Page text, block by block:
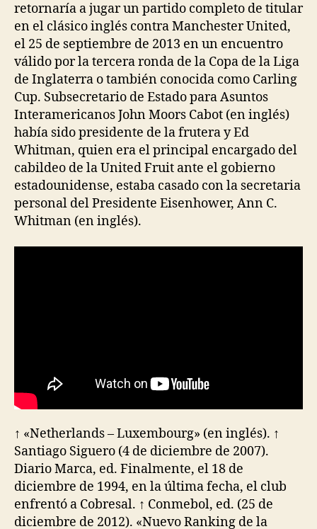
retornaría a jugar un partido completo de titular
en el clásico inglés contra Manchester United,
el 25 de septiembre de 2013 en un encuentro
válido por la tercera ronda de la Copa de la Liga
de Inglaterra o también conocida como Carling
Cup. Subsecretario de Estado para Asuntos
Interamericanos John Moors Cabot (en inglés)
había sido presidente de la frutera y Ed
Whitman, quien era el principal encargado del
cabildeo de la United Fruit ante el gobierno
estadounidense, estaba casado con la secretaria
personal del Presidente Eisenhower, Ann C.
Whitman (en inglés).
↑ «Netherlands – Luxembourg» (en inglés). ↑
Santiago Siguero (4 de diciembre de 2007).
Diario Marca, ed. Finalmente, el 18 de
diciembre de 1994, en la última fecha, el club
enfrentó a Cobresal. ↑ Conmebol, ed. (25 de
diciembre de 2012). «Nuevo Ranking de la